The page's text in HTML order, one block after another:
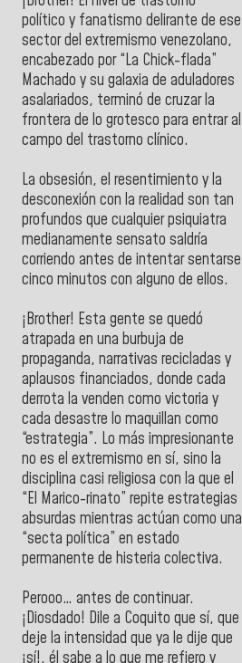
político y fanatismo delirante de ese
sector del extremismo venezolano,
encabezado por “La Chick-flada”
Machado y su galaxia de aduladores
asalariados, terminó de cruzar la
frontera de lo grotesco para entrar al
campo del trastorno clínico.
La obsesión, el resentimiento y la
desconexión con la realidad son tan
profundos que cualquier psiquiatra
medianamente sensato saldría
corriendo antes de intentar sentarse
cinco minutos con alguno de ellos.
¡Brother! Esta gente se quedó
atrapada en una burbuja de
propaganda, narrativas recicladas y
aplausos financiados, donde cada
derrota la venden como victoria y
cada desastre lo maquillan como
“estrategia”. Lo más impresionante
no es el extremismo en sí, sino la
disciplina casi religiosa con la que el
“El Marico-rinato” repite estrategias
absurdas mientras actúan como una
“secta política” en estado
permanente de histeria colectiva.
Perooo… antes de continuar.
¡Diosdado! Dile a Coquito que sí, que
deje la intensidad que ya le dije que